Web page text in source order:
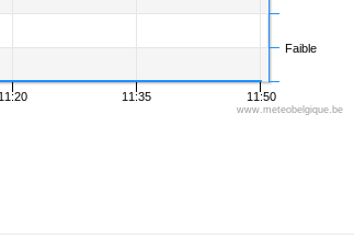
11:20 11:35 11:50
Faible
www.meteobelgique.be